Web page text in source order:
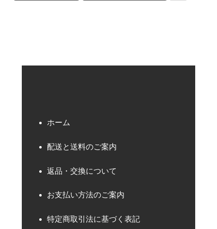
ホーム
配送と送料のご案内
返品・交換について
お支払い方法のご案内
特定商取引法に基づく表記